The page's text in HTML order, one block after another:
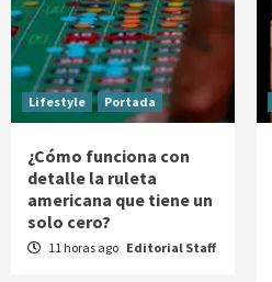
Lifestyle Portada
¿Cómo funciona con
detalle la ruleta
americana que tiene un
solo cero?
11 horas ago Editorial Staff